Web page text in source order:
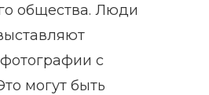
общества. Люди
с
могут быть